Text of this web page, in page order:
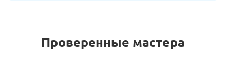
Проверенные мастера